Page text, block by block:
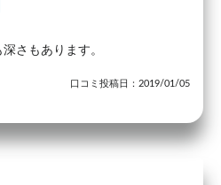
さもあります。
口コミ投稿日：2019/01/05